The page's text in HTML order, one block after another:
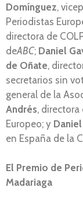
Domínguez,
Periodistas
directora de
deABC; Daniel
de Oñate,
secretarios sin
general de la
Andrés,
Europeo; y
en España de la
El Premio de
Madariaga